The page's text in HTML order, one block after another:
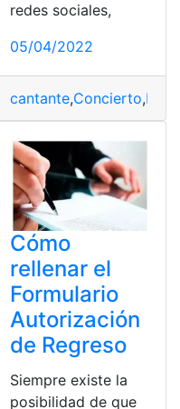
,Legalización
redes sociales,
05/04/2022
cantante,Concierto,
Cómo
rellenar el
Formulario
Autorización
de Regreso
Siempre existe la
posibilidad de que